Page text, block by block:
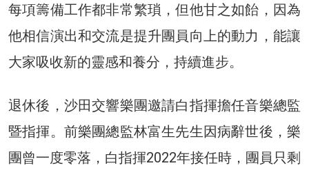
每項籌備工作都非常繁瑣，但他甘之如飴，因為
他相信演出和交流是提升團員向上的動力，能讓
大家吸收新的靈感和養分，持續進步。
退休後，沙田交響樂團邀請白指揮擔任音樂總監
暨指揮。前樂團總監林富生先生因病辭世後，樂
團曾一度零落，白指揮2022年接任時，團員只剩